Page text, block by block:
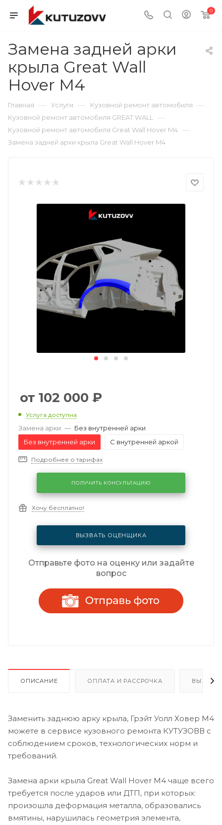
0
Замена задней арки
крыла Great Wall
Hover M4
Главная — Услуги — Кузовной ремонт автомобиля —
Кузовной ремонт автомобиля GREAT WALL —
Кузовной ремонт автомобиля Great Wall Hover M4 —
Замена задней арки крыла Great Wall Hover M4
102 000 ₽
Услуга доступна
Замена арки — Без внутренней арки
Без внутренней арки
С внутренней аркой
Подробнее о тарифах
ПОЛУЧИТЬ КОНСУЛЬТАЦИЮ
Хочу бесплатно!
ВЫЗВАТЬ ОЦЕНЩИКА
Отправьте фото на оценку или задайте
вопрос
ОПИСАНИЕ ОПЛАТА И РАССРОЧКА ВЫЗОВ
Заменить заднюю арку крыла, Грэйт Уолл Ховер М4
можете в сервисе кузовного ремонта КУТУЗОВВ с
соблюдением сроков, технологических норм и
требований.
Замена арки крыла Great Wall Hover M4 чаще всего
требуется после ударов или ДТП, при которых:
произошла деформация металла, образовались
вмятины, нарушилась геометрия элемента,